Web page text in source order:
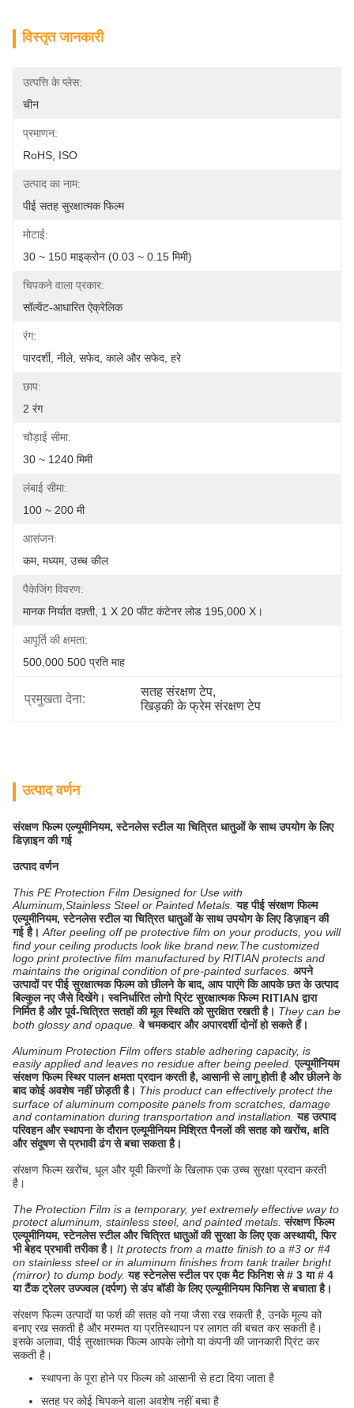
विस्तृत जानकारी
उत्पत्ति के प्लेस:
चीन
प्रमाणन:
RoHS, ISO
उत्पाद का नाम:
पीई सतह सुरक्षात्मक फिल्म
मोटाई:
30 ~ 150 माइक्रोन (0.03 ~ 0.15 मिमी)
चिपकने वाला प्रकार:
सॉल्वेंट-आधारित ऐक्रेलिक
रंग:
पारदर्शी, नीले, सफेद, काले और सफेद, हरे
छाप:
2 रंग
चौड़ाई सीमा:
30 ~ 1240 मिमी
लंबाई सीमा:
100 ~ 200 मी
आसंजन:
कम, मध्यम, उच्च कील
पैकेजिंग विवरण:
मानक निर्यात दफ़्ती, 1 X 20 फीट कंटेनर लोड 195,000 X।
आपूर्ति की क्षमता:
500,000 500 प्रति माह
प्रमुखता देना:
सतह संरक्षण टेप,
खिड़की के फ्रेम संरक्षण टेप
उत्पाद वर्णन
संरक्षण फिल्म एल्यूमीनियम, स्टेनलेस स्टील या चित्रित धातुओं के साथ उपयोग के लिए
डिज़ाइन की गई
उत्पाद वर्णन
This PE Protection Film Designed for Use with
Aluminum,Stainless Steel or Painted Metals. यह पीई संरक्षण फिल्म
एल्यूमीनियम, स्टेनलेस स्टील या चित्रित धातुओं के साथ उपयोग के लिए डिज़ाइन की
गई है। After peeling off pe protective film on your products, you will
find your ceiling products look like brand new.The customized
logo print protective film manufactured by RITIAN protects and
maintains the original condition of pre-painted surfaces. अपने
उत्पादों पर पीई सुरक्षात्मक फिल्म को छीलने के बाद, आप पाएंगे कि आपके छत के उत्पाद
बिल्कुल नए जैसे दिखेंगे। स्वनिर्धारित लोगो प्रिंट सुरक्षात्मक फिल्म RITIAN द्वारा
निर्मित है और पूर्व-चित्रित सतहों की मूल स्थिति को सुरक्षित रखती है। They can be
both glossy and opaque. वे चमकदार और अपारदर्शी दोनों हो सकते हैं।
Aluminum Protection Film offers stable adhering capacity, is
easily applied and leaves no residue after being peeled. एल्यूमीनियम
संरक्षण फिल्म स्थिर पालन क्षमता प्रदान करती है, आसानी से लागू होती है और छीलने के
बाद कोई अवशेष नहीं छोड़ती है। This product can effectively protect the
surface of aluminum composite panels from scratches, damage
and contamination during transportation and installation. यह उत्पाद
परिवहन और स्थापना के दौरान एल्यूमीनियम मिश्रित पैनलों की सतह को खरोंच, क्षति
और संदूषण से प्रभावी ढंग से बचा सकता है।
संरक्षण फिल्म खरोंच, धूल और यूवी किरणों के खिलाफ एक उच्च सुरक्षा प्रदान करती
है।
The Protection Film is a temporary, yet extremely effective way to
protect aluminum, stainless steel, and painted metals. संरक्षण फिल्म
एल्यूमीनियम, स्टेनलेस स्टील और चित्रित धातुओं की सुरक्षा के लिए एक अस्थायी, फिर
भी बेहद प्रभावी तरीका है। It protects from a matte finish to a #3 or #4
on stainless steel or in aluminum finishes from tank trailer bright
(mirror) to dump body. यह स्टेनलेस स्टील पर एक मैट फिनिश से # 3 या # 4
या टैंक ट्रेलर उज्ज्वल (दर्पण) से डंप बॉडी के लिए एल्यूमीनियम फिनिश से बचाता है।
संरक्षण फिल्म उत्पादों या फर्श की सतह को नया जैसा रख सकती है, उनके मूल्य को
बनाए रख सकती है और मरम्मत या प्रतिस्थापन पर लागत की बचत कर सकती है।
इसके अलावा, पीई सुरक्षात्मक फिल्म आपके लोगो या कंपनी की जानकारी प्रिंट कर
सकती है।
स्थापना के पूरा होने पर फिल्म को आसानी से हटा दिया जाता है
सतह पर कोई चिपकने वाला अवशेष नहीं बचा है